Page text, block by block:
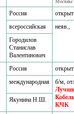
Москвы
Россия
всероссийская
неяв.,
Городилов
Станислав
Валентинович
Россия
международная
б/м,
КЧК
Якунина Н.Ш.